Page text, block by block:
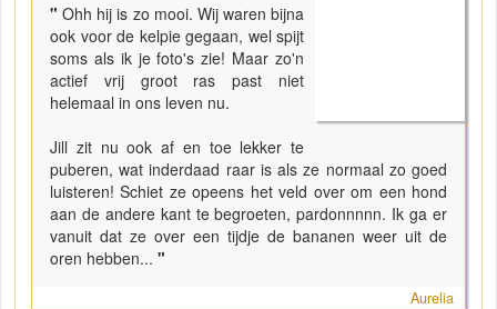
"Ohh hij is zo mooi. Wij waren bijna
ook voor de kelpie gegaan, wel spijt
soms als ik je foto's zie! Maar zo'n
actief vrij groot ras past niet
helemaal in ons leven nu.
Jill zit nu ook af en toe lekker te
puberen, wat inderdaad raar is als ze normaal zo goed
luisteren! Schiet ze opeens het veld over om een hond
aan de andere kant te begroeten, pardonnnnn. Ik ga er
vanuit dat ze over een tijdje de bananen weer uit de
oren hebben... "
Aurelia